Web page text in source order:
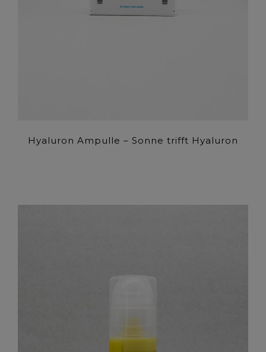
Hyaluron Ampulle – Sonne trifft Hyaluron